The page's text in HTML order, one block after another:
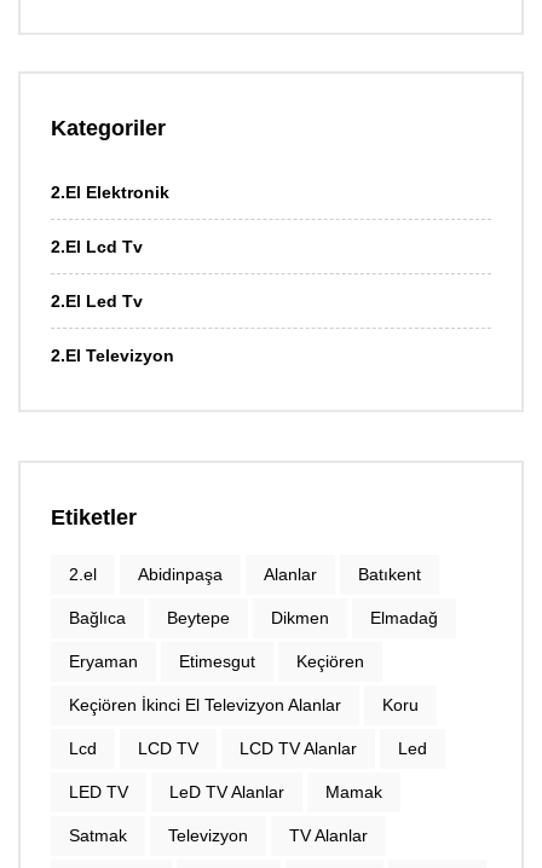
Kategoriler
2.El Elektronik
2.El Lcd Tv
2.El Led Tv
2.El Televizyon
Etiketler
2.el Abidinpaşa Alanlar Batıkent
Bağlıca Beytepe Dikmen Elmadağ
Eryaman Etimesgut Keçiören
Keçiören İkinci El Televizyon Alanlar Koru
Lcd LCD TV LCD TV Alanlar Led
LED TV LeD TV Alanlar Mamak
Satmak Televizyon TV Alanlar